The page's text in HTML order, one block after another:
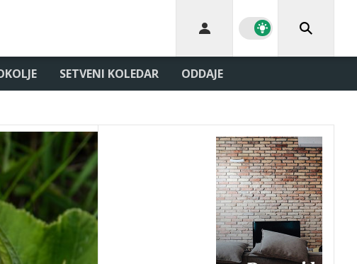
SETVENI KOLEDAR ODDAJE